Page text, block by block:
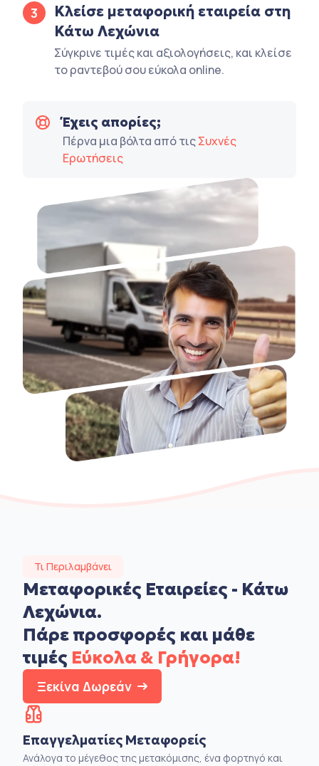
3
Κλείσε μεταφορική εταιρεία στη
Κάτω Λεχώνια
Σύγκρινε τιμές και αξιολογήσεις, και κλείσε
το ραντεβού σου εύκολα online.
Έχεις απορίες;
Πέρνα μια βόλτα από τιςΣυχνές
Ερωτήσεις
Τι Περιλαμβάνει
Μεταφορικές Εταιρείες - Κάτω
Λεχώνια.
Πάρε προσφορές και μάθε
τιμές Εύκολα & Γρήγορα!
Ξεκίνα Δωρεάν
Επαγγελματίες Μεταφορείς
Ανάλογα το μέγεθος της μετακόμισης, ένα φορτηγό και